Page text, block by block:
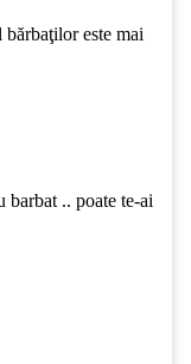
este mai
barbat .. poate te-ai